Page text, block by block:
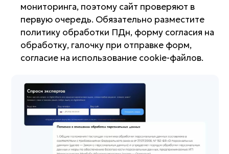
мониторинга, поэтому сайт проверяют в
первую очередь. Обязательно разместите
политику обработки ПДн, форму согласия на
обработку, галочку при отправке форм,
согласие на использование cookie-файлов.